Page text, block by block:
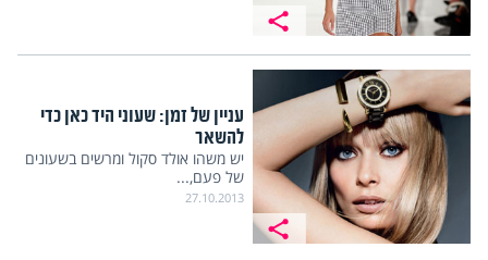
עניין של זמן: שעוני היד כאן כדי
להשאר
יש משהו אולד סקול ומרשים בשעונים
של פעם,...
27.10.2013